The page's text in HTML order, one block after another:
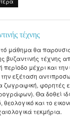
ΔΕΠ
και Προστασία της
και Μεταβυζαντινών
Έρευνας και
Τμήματος
του Τμήματος
Σπουδών
Μεταδιδακτορικής
Πανεπιστημιακών
τέχνης
μάθημα θα
βυζαντινής τέχνης
περίοδο μέχρι και
εξέταση
ζωγραφική, φορητές
Θα δοθεί
θεολογικό και το
τεκμήρια.